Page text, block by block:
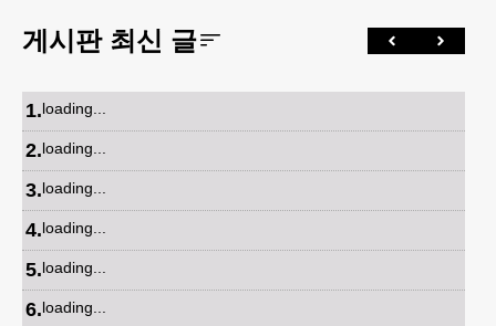
게시판 최신 글
1.loading...
2.loading...
3.loading...
4.loading...
5.loading...
6.loading...